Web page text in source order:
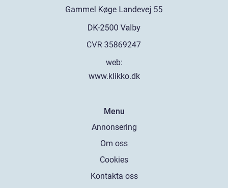
web:
www.klikko.dk
Menu
Annonsering
Om oss
Cookies
Kontakta oss